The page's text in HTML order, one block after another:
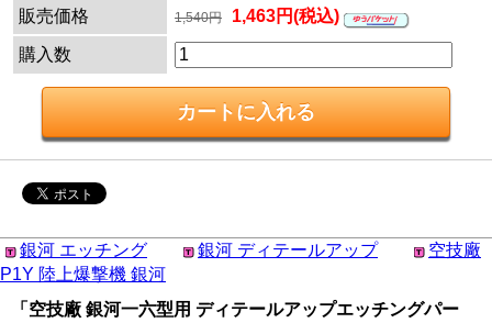
販売価格 1,540円 1,463円(税込)
購入数
銀河 エッチング 銀河 ディテールアップ
空技廠
P1Y 陸上爆撃機 銀河
「空技廠 銀河一六型用 ディテールアップエッチングパー